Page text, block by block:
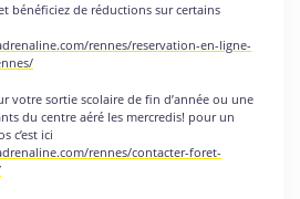
bénéficiez de réductions sur certains
rennes/reservation-en-ligne-
votre sortie scolaire de fin d’année ou une
du centre aéré les mercredis! pour un
c’est ici
rennes/contacter-foret-